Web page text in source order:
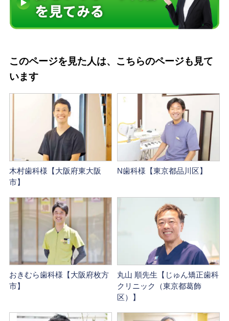
このページを見た人は、こちらのページも見て
います
木村歯科様【大阪府東大阪
市】
N歯科様【東京都品川区】
おきむら歯科様【大阪府枚方
市】
丸山 順先生【じゅん矯正歯科
クリニック（東京都葛飾
区）】